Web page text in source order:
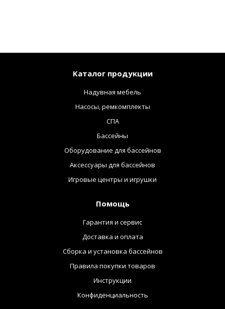
Каталог продукции
Надувная мебель
Насосы, ремкомплекты
СПА
Бассейны
Оборудование для бассейнов
Аксессуары для бассейнов
Игровые центры и игрушки
Помощь
Гарантия и сервис
Доставка и оплата
Сборка и установка бассейнов
Правила покупки товаров
Инструкции
Конфиденциальность